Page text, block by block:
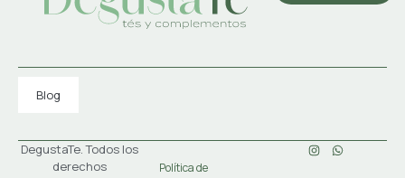
Blog
DegustaTe. Todos los
derechos
Política de